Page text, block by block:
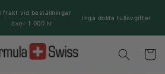
frakt vid beställningar
över 1 000 kr
Inga dolda tullavgifter